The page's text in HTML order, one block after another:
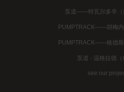
泵道——特瓦尔多辛（
PUMPTRACK——胡梅内
PUMPTRACK——格德斯
泵道 - 温格拉德（
see our